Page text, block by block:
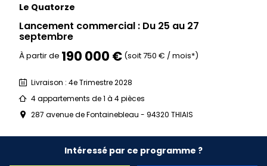
Le Quatorze
Lancement commercial : Du 25 au 27
septembre
À partir de 190 000 € (soit 750 € / mois*)
Livraison : 4e Trimestre 2028
4 appartements de 1 à 4 pièces
287 avenue de Fontainebleau - 94320 THIAIS
Intéressé par ce programme ?